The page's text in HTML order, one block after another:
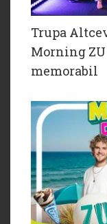
Trupa
Morning
memorabil